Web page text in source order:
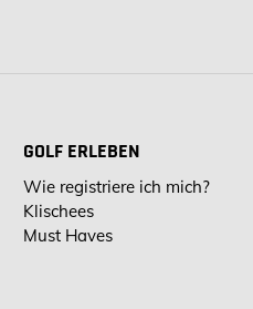
GOLF ERLEBEN
Wie registriere ich mich?
Klischees
Must Haves